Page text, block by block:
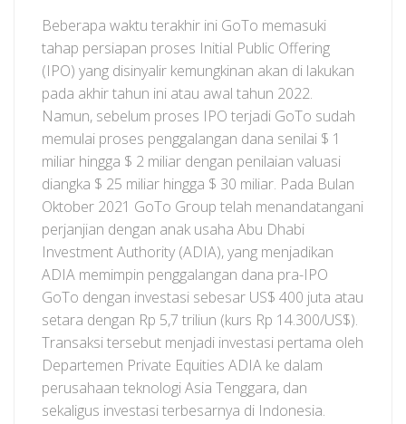
Beberapa waktu terakhir ini GoTo memasuki
tahap persiapan proses Initial Public Offering
(IPO) yang disinyalir kemungkinan akan di lakukan
pada akhir tahun ini atau awal tahun 2022.
Namun, sebelum proses IPO terjadi GoTo sudah
memulai proses penggalangan dana senilai $ 1
miliar hingga $ 2 miliar dengan penilaian valuasi
diangka $ 25 miliar hingga $ 30 miliar. Pada Bulan
Oktober 2021 GoTo Group telah menandatangani
perjanjian dengan anak usaha Abu Dhabi
Investment Authority (ADIA), yang menjadikan
ADIA memimpin penggalangan dana pra-IPO
GoTo dengan investasi sebesar US$ 400 juta atau
setara dengan Rp 5,7 triliun (kurs Rp 14.300/US$).
Transaksi tersebut menjadi investasi pertama oleh
Departemen Private Equities ADIA ke dalam
perusahaan teknologi Asia Tenggara, dan
sekaligus investasi terbesarnya di Indonesia.